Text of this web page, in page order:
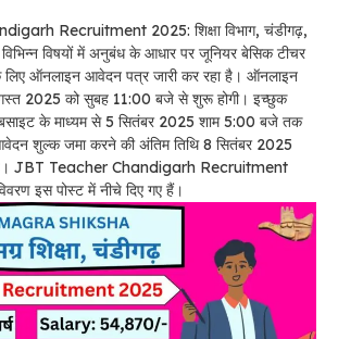
Recruitment 2025: शिक्षा विभाग, चंडीगढ़,
विषयों में अनुबंध के आधार पर जूनियर बेसिक टीचर
ऑनलाइन आवेदन पत्र जारी कर रहा है। ऑनलाइन
2025 को सुबह 11:00 बजे से शुरू होगी। इच्छुक
के माध्यम से 5 सितंबर 2025 शाम 5:00 बजे तक
शुल्क जमा करने की अंतिम तिथि 8 सितंबर 2025
JBT Teacher Chandigarh Recruitment
इस पोस्ट में नीचे दिए गए हैं।